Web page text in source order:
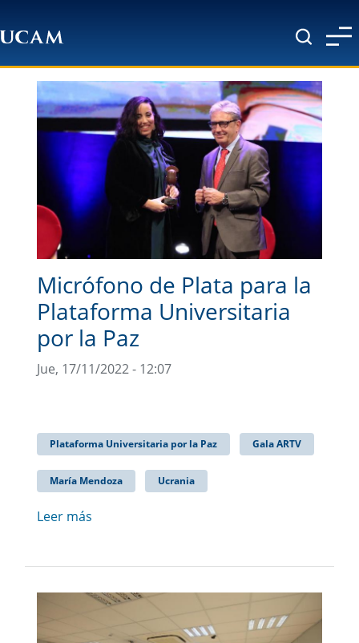
Micrófono de Plata para la
Plataforma Universitaria
por la Paz
Jue, 17/11/2022 - 12:07
Plataforma Universitaria por la Paz Gala ARTV
María Mendoza Ucrania
Leer más